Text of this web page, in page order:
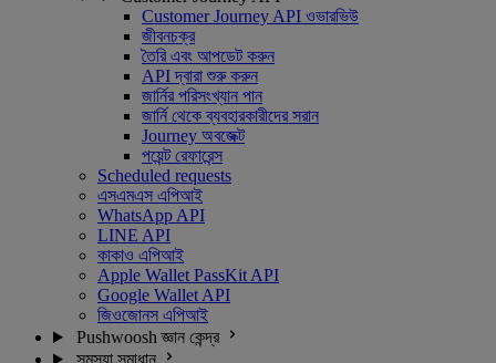
Customer Journey API ওভারভিউ
জীবনচক্র
তৈরি এবং আপডেট করুন
API দ্বারা শুরু করুন
জার্নির পরিসংখ্যান পান
জার্নি থেকে ব্যবহারকারীদের সরান
Journey অবজেক্ট
পয়েন্ট রেফারেন্স
Scheduled requests
এসএমএস এপিআই
WhatsApp API
LINE API
কাকাও এপিআই
Apple Wallet PassKit API
Google Wallet API
জিওজোনস এপিআই
Pushwoosh জ্ঞান কেন্দ্র
সমস্যা সমাধান